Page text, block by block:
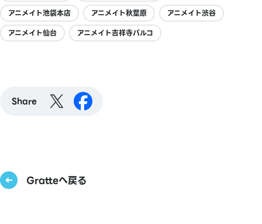
アニメイト池袋本店
アニメイト秋葉原
アニメイト渋谷
アニメイト仙台
アニメイト吉祥寺パルコ
Share
Gratteへ戻る